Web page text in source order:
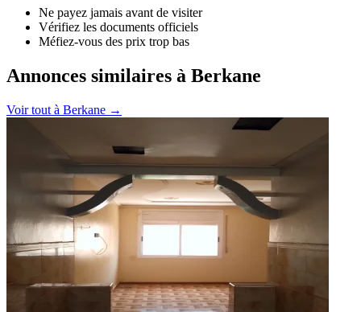
Ne payez jamais avant de visiter
Vérifiez les documents officiels
Méfiez-vous des prix trop bas
Annonces similaires à Berkane
Voir tout à Berkane →